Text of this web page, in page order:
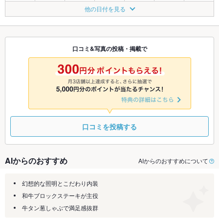
◎ ◎
8/23
◎
8/24
◎
8/25
◎ ◎ ◎
8/28 8/29 8/30
◎
8/31
◎
9/1
◎
9/2 9/3
9/6
◎ ◎ ◎ ◎
他の日付を見る
口コミ&写真の投稿・掲載で
口コミを投稿する
AIからのおすすめ AIからのおすすめについて
幻想的な照明とこだわり内装
和牛ブロックステーキが主役
牛タン葱しゃぶで満足感抜群